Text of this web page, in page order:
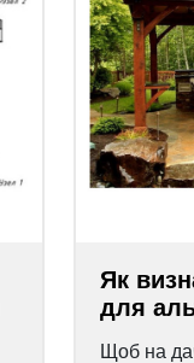
Як
для
Щоб на